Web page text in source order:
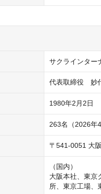
サクラインター
代表取締役　妙
1980年2月2日
263名（2026年
〒541-0051 大
（国内）
大阪本社、東京
所、東京工場、